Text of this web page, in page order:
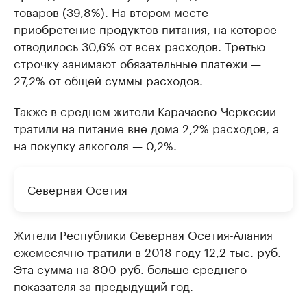
товаров (39,8%). На втором месте —
приобретение продуктов питания, на которое
отводилось 30,6% от всех расходов. Третью
строчку занимают обязательные платежи —
27,2% от общей суммы расходов.
Также в среднем жители Карачаево-Черкесии
тратили на питание вне дома 2,2% расходов, а
на покупку алкоголя — 0,2%.
Северная Осетия
Жители Республики Северная Осетия-Алания
ежемесячно тратили в 2018 году 12,2 тыс. руб.
Эта сумма на 800 руб. больше среднего
показателя за предыдущий год.